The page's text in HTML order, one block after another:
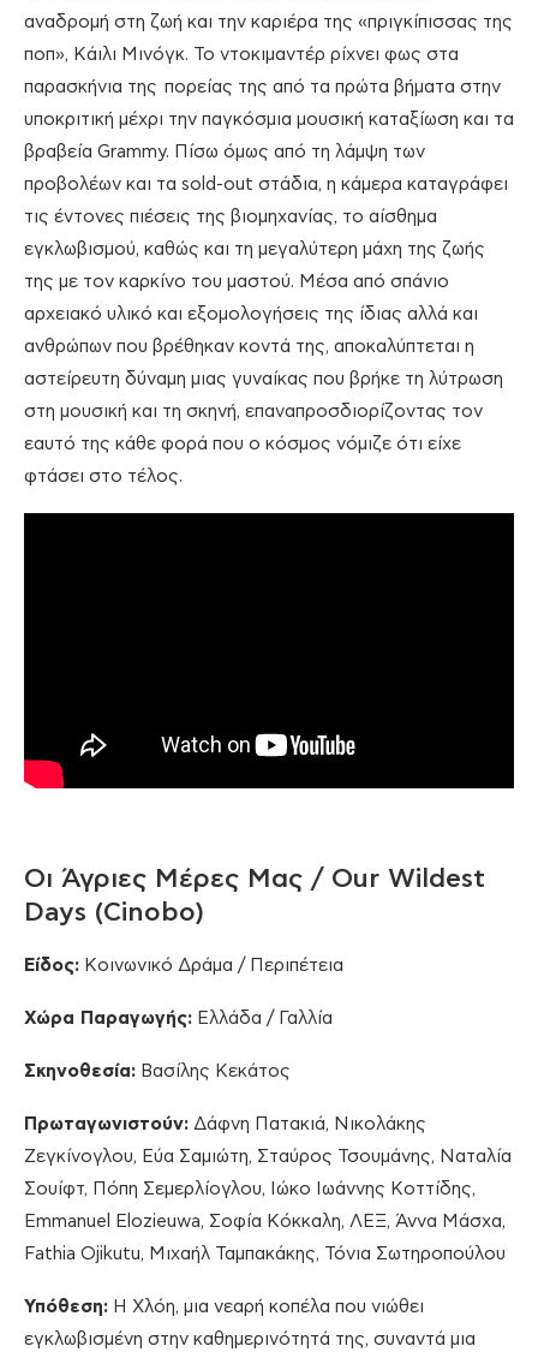
αναδρομή στη ζωή και την καριέρα της «πριγκίπισσας της
ποπ», Κάιλι Μινόγκ. Το ντοκιμαντέρ ρίχνει φως στα
παρασκήνια της πορείας της από τα πρώτα βήματα στην
υποκριτική μέχρι την παγκόσμια μουσική καταξίωση και τα
βραβεία Grammy. Πίσω όμως από τη λάμψη των
προβολέων και τα sold-out στάδια, η κάμερα καταγράφει
τις έντονες πιέσεις της βιομηχανίας, το αίσθημα
εγκλωβισμού, καθώς και τη μεγαλύτερη μάχη της ζωής
της με τον καρκίνο του μαστού. Μέσα από σπάνιο
αρχειακό υλικό και εξομολογήσεις της ίδιας αλλά και
ανθρώπων που βρέθηκαν κοντά της, αποκαλύπτεται η
αστείρευτη δύναμη μιας γυναίκας που βρήκε τη λύτρωση
στη μουσική και τη σκηνή, επαναπροσδιορίζοντας τον
εαυτό της κάθε φορά που ο κόσμος νόμιζε ότι είχε
φτάσει στο τέλος.
Οι Άγριες Μέρες Μας / Our Wildest
Days (Cinobo)
Είδος: Κοινωνικό Δράμα / Περιπέτεια
Χώρα Παραγωγής: Ελλάδα / Γαλλία
Σκηνοθεσία: Βασίλης Κεκάτος
Πρωταγωνιστούν: Δάφνη Πατακιά, Νικολάκης
Ζεγκίνογλου, Εύα Σαμιώτη, Σταύρος Τσουμάνης, Ναταλία
Σουίφτ, Πόπη Σεμερλίογλου, Ιώκο Ιωάννης Κοττίδης,
Emmanuel Elozieuwa, Σοφία Κόκκαλη, ΛΕΞ, Άννα Μάσχα,
Fathia Ojikutu, Μιχαήλ Ταμπακάκης, Τόνια Σωτηροπούλου
Υπόθεση: Η Χλόη, μια νεαρή κοπέλα που νιώθει
εγκλωβισμένη στην καθημερινότητά της, συναντά μια